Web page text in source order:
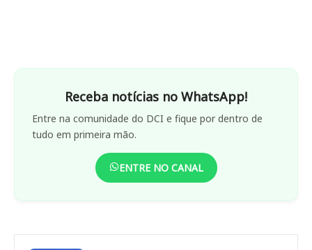
Receba notícias no WhatsApp!
Entre na comunidade do DCI e fique por dentro de
tudo em primeira mão.
ENTRE NO CANAL